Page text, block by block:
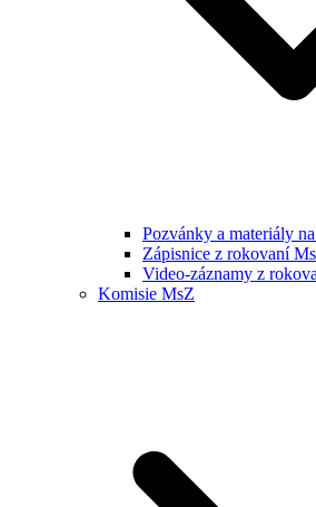
Pozvánky a materiály
Zápisnice z rokovaní
Video-záznamy z
Komisie MsZ